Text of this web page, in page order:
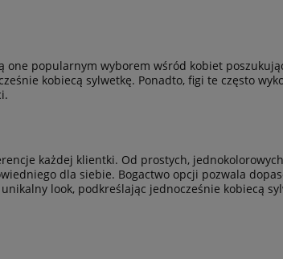
popularnym wyborem wśród kobiet
kobiecą sylwetkę. Ponadto, figi te często
każdej klientki. Od prostych,
dla siebie. Bogactwo opcji pozwala
look, podkreślając jednocześnie kobiecą